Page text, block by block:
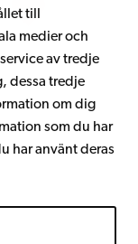
till
medier och
av tredje
dessa tredje
om dig
som du har
har använt deras